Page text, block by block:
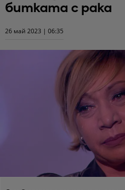
битката с рака
26 май 2023 | 06:35